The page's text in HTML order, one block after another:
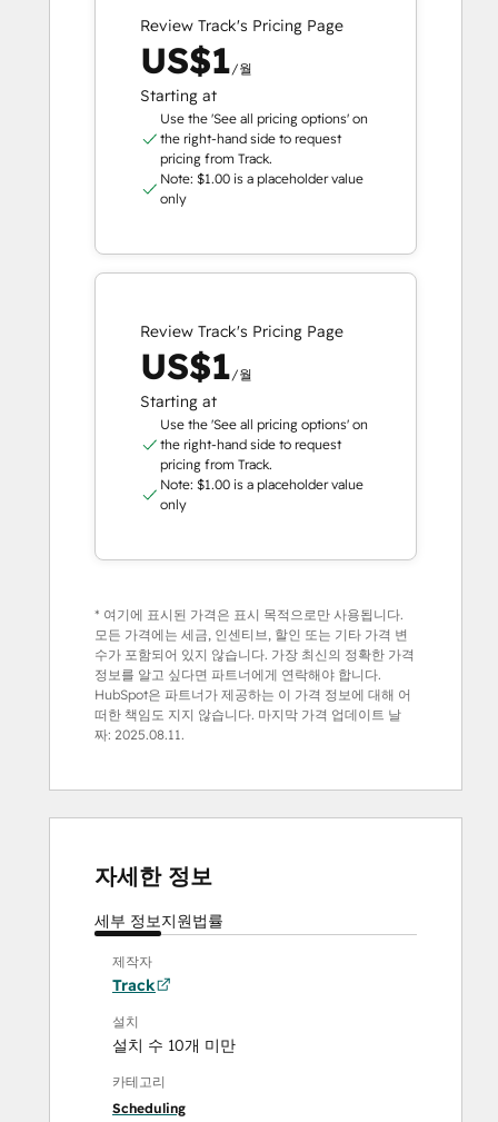
Review Track's Pricing Page
US$1/월
Starting at
Use the 'See all pricing options' on
the right-hand side to request
pricing from Track.
Note: $1.00 is a placeholder value
only
Review Track's Pricing Page
US$1/월
Starting at
Use the 'See all pricing options' on
the right-hand side to request
pricing from Track.
Note: $1.00 is a placeholder value
only
* 여기에 표시된 가격은 표시 목적으로만 사용됩니다.
모든 가격에는 세금, 인센티브, 할인 또는 기타 가격 변
수가 포함되어 있지 않습니다. 가장 최신의 정확한 가격
정보를 알고 싶다면 파트너에게 연락해야 합니다.
HubSpot은 파트너가 제공하는 이 가격 정보에 대해 어
떠한 책임도 지지 않습니다. 마지막 가격 업데이트 날
짜: 2025.08.11.
자세한 정보
세부 정보지원법률
제작자
Track
설치
설치 수 10개 미만
카테고리
Scheduling